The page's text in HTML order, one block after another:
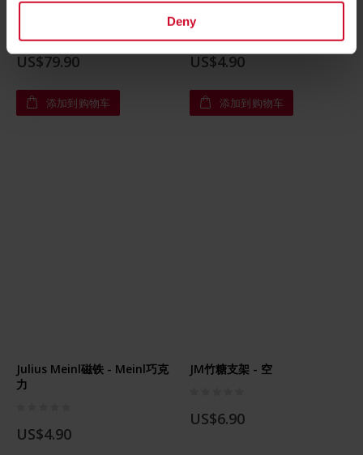
Deny
0%
US$79.90
添加到购物车
Rating:
0%
US$4.90
添加到购物车
Julius Meinl磁铁 - Meinl巧克
力
US$4.90
JM竹糖支架 - 空
US$6.90